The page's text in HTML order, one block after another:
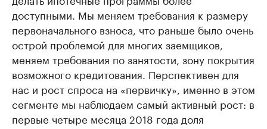
доступными. Мы меняем требования к размеру
первоначального взноса, что раньше было очень
острой проблемой для многих заемщиков,
меняем требования по занятости, зону покрытия
возможного кредитования. Перспективен для
нас и рост спроса на «первичку», именно в этом
сегменте мы наблюдаем самый активный рост: в
первые четыре месяца 2018 года доля